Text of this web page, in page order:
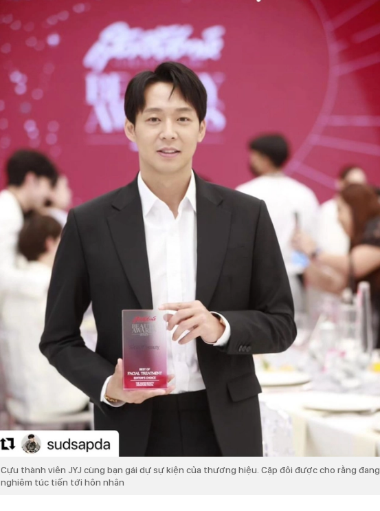
Cựu thành viên JYJ cùng bạn gái dự sự kiện của thương hiệu. Cặp đôi được cho rằng đang
nghiêm túc tiến tới hôn nhân